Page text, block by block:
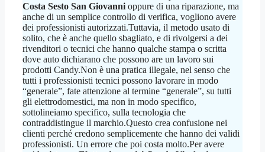
Costa Sesto San Giovanni oppure di una riparazione, ma
anche di un semplice controllo di verifica, vogliono avere
dei professionisti autorizzati.Tuttavia, il metodo usato di
solito, che è anche quello sbagliato, e di rivolgersi a dei
rivenditori o tecnici che hanno qualche stampa o scritta
dove auto dichiarano che possono are un lavoro sui
prodotti Candy.Non è una pratica illegale, nel senso che
tutti i professionisti tecnici possono lavorare in modo
“generale”, fate attenzione al termine “generale”, su tutti
gli elettrodomestici, ma non in modo specifico,
sottolineiamo specifico, sulla tecnologia che
contraddistingue il marchio.Questo crea confusione nei
clienti perché credono semplicemente che hanno dei validi
professionisti. Un errore che poi costa molto.Per avere